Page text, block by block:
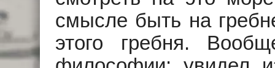
смысле быть на
этого гребня.